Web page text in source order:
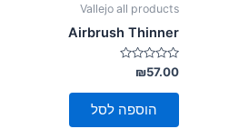
Vallejo all products
Airbrush Thinner
דורג
0
מתוך
₪57.00
הוספה לסל